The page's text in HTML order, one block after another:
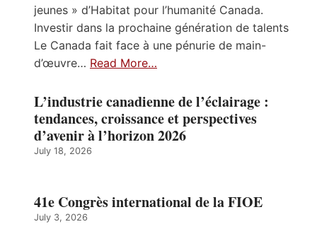
jeunes » d’Habitat pour l’humanité Canada.
Investir dans la prochaine génération de talents
Le Canada fait face à une pénurie de main-
d’œuvre… Read More…
L’industrie canadienne de l’éclairage :
tendances, croissance et perspectives
d’avenir à l’horizon 2026
July 18, 2026
41e Congrès international de la FIOE
July 3, 2026